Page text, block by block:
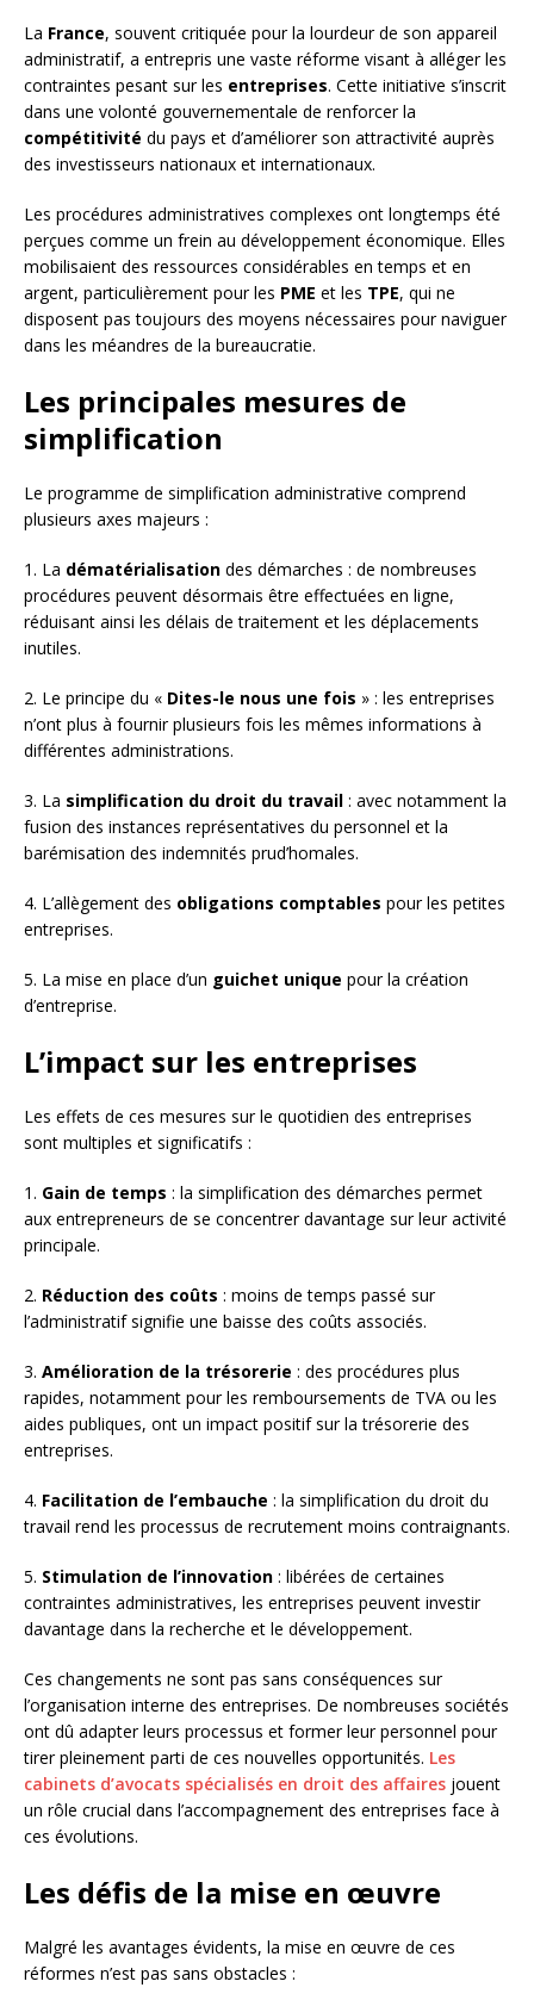
La France, souvent critiquée pour la lourdeur de son appareil
administratif, a entrepris une vaste réforme visant à alléger les
contraintes pesant sur les entreprises. Cette initiative s’inscrit
dans une volonté gouvernementale de renforcer la
compétitivité du pays et d’améliorer son attractivité auprès
des investisseurs nationaux et internationaux.
Les procédures administratives complexes ont longtemps été
perçues comme un frein au développement économique. Elles
mobilisaient des ressources considérables en temps et en
argent, particulièrement pour les PME et les TPE, qui ne
disposent pas toujours des moyens nécessaires pour naviguer
dans les méandres de la bureaucratie.
Les principales mesures de
simplification
Le programme de simplification administrative comprend
plusieurs axes majeurs :
1. La dématérialisation des démarches : de nombreuses
procédures peuvent désormais être effectuées en ligne,
réduisant ainsi les délais de traitement et les déplacements
inutiles.
2. Le principe du « Dites-le nous une fois » : les entreprises
n’ont plus à fournir plusieurs fois les mêmes informations à
différentes administrations.
3. La simplification du droit du travail : avec notamment la
fusion des instances représentatives du personnel et la
barémisation des indemnités prud’homales.
4. L’allègement des obligations comptables pour les petites
entreprises.
5. La mise en place d’un guichet unique pour la création
d’entreprise.
L’impact sur les entreprises
Les effets de ces mesures sur le quotidien des entreprises
sont multiples et significatifs :
1. Gain de temps : la simplification des démarches permet
aux entrepreneurs de se concentrer davantage sur leur activité
principale.
2. Réduction des coûts : moins de temps passé sur
l’administratif signifie une baisse des coûts associés.
3. Amélioration de la trésorerie : des procédures plus
rapides, notamment pour les remboursements de TVA ou les
aides publiques, ont un impact positif sur la trésorerie des
entreprises.
4. Facilitation de l’embauche : la simplification du droit du
travail rend les processus de recrutement moins contraignants.
5. Stimulation de l’innovation : libérées de certaines
contraintes administratives, les entreprises peuvent investir
davantage dans la recherche et le développement.
Ces changements ne sont pas sans conséquences sur
l’organisation interne des entreprises. De nombreuses sociétés
ont dû adapter leurs processus et former leur personnel pour
tirer pleinement parti de ces nouvelles opportunités. Les
cabinets d’avocats spécialisés en droit des affaires jouent
un rôle crucial dans l’accompagnement des entreprises face à
ces évolutions.
Les défis de la mise en œuvre
Malgré les avantages évidents, la mise en œuvre de ces
réformes n’est pas sans obstacles :